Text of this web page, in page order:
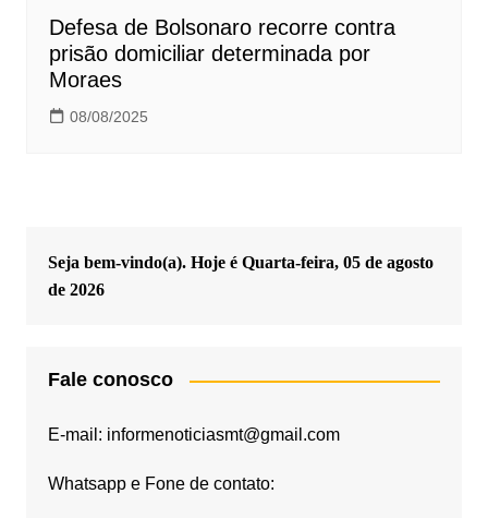
Defesa de Bolsonaro recorre contra
prisão domiciliar determinada por
Moraes
08/08/2025
Seja bem-vindo(a). Hoje é Quarta-feira, 05 de agosto
de 2026
Fale conosco
E-mail: informenoticiasmt@gmail.com
Whatsapp e Fone de contato: